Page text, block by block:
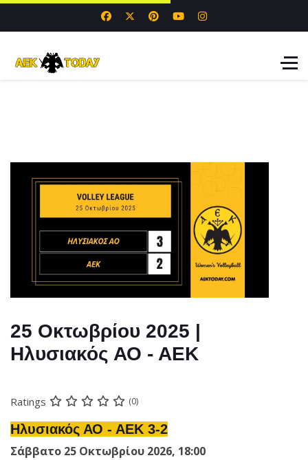
25 Οκτωβρίου 2025 |
Ηλυσιακός ΑΟ - ΑΕΚ
Ratings (0)
Ηλυσιακός ΑΟ - ΑΕΚ 3-2
Σάββατο 25 Οκτωβρίου 2026, 18:00